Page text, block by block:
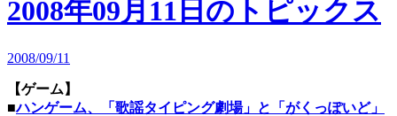
2008年09月11日のトピックス
2008/09/11
【ゲーム】
■ハンゲーム、「歌謡タイピング劇場」と「がくっぽいど」